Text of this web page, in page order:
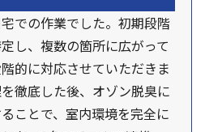
での作業でした。初期段階
し、複数の箇所に広がって
的に対応させていただきま
徹底した後、オゾン脱臭に
ことで、室内環境を完全に